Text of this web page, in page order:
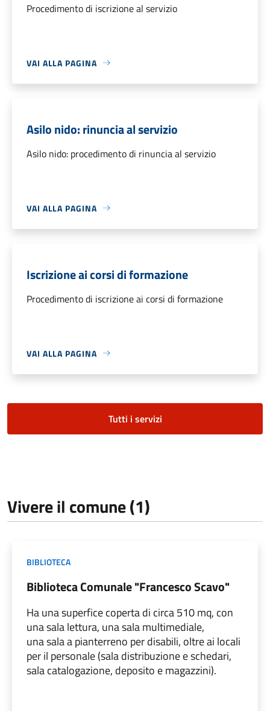
Procedimento di iscrizione al servizio
VAI ALLA PAGINA
Asilo nido: rinuncia al servizio
Asilo nido: procedimento di rinuncia al servizio
VAI ALLA PAGINA
Iscrizione ai corsi di formazione
Procedimento di iscrizione ai corsi di formazione
VAI ALLA PAGINA
Tutti i servizi
Vivere il comune (1)
BIBLIOTECA
Biblioteca Comunale "Francesco Scavo"
Ha una superfice coperta di circa 510 mq, con
una sala lettura, una sala multimediale,
una sala a pianterreno per disabili, oltre ai locali
per il personale (sala distribuzione e schedari,
sala catalogazione, deposito e magazzini).